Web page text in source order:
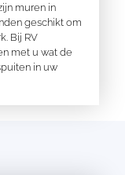
muren in
geschikt om
Bij RV
met u wat de
in uw